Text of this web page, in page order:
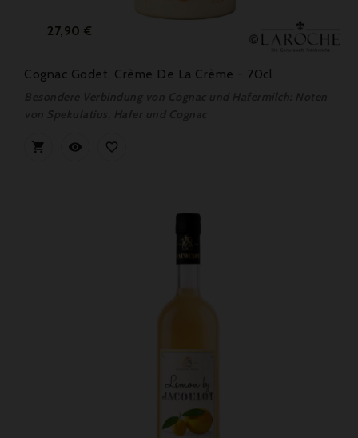
Preis
27,90 €
Cognac Godet, Crème De La Crème - 70cl
  